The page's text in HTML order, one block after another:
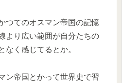
つてのオスマン帝国の記憶
より広い範囲が自分たちの
なく感じてるとか。
ン帝国とかって世界史で習